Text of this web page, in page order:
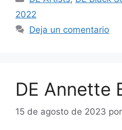
2022
Deja un comentario
DE Annette
15 de agosto de 2023 por